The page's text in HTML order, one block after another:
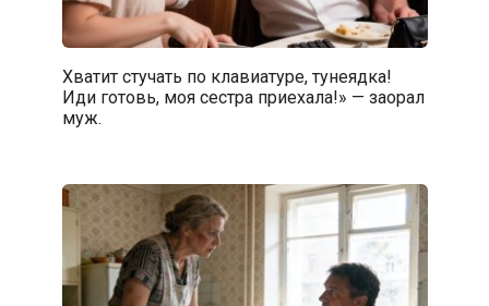
Хватит стучать по клавиатуре, тунеядка!
Иди готовь, моя сестра приехала!» — заорал
муж.